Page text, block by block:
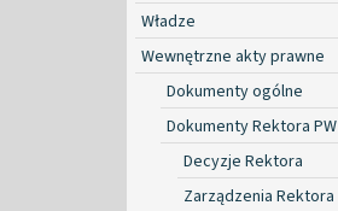
Władze
Wewnętrzne akty prawne
Dokumenty ogólne
Dokumenty Rektora PW
Decyzje Rektora
Zarządzenia Rektora